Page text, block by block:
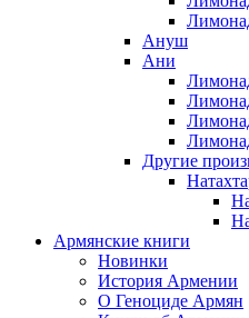
Ануш
Ани
Другие
Армянские книги
Новинки
История Армении
О Геноциде Армян